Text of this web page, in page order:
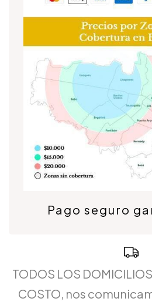
Pago seguro
TODOS LOS
COSTO, nos